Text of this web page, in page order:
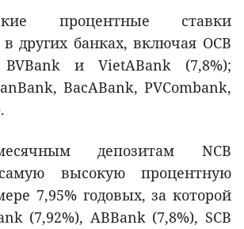
процентные ставки
других банках, включая OCB
BVBank и VietABank (7,8%);
BacABank, PVCombank,
депозитам NCB
высокую процентную
7,95% годовых, за которой
(7,92%), ABBank (7,8%), SCB